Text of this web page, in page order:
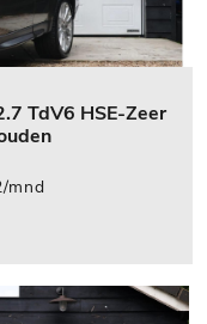
TdV6 HSE-Zeer
mnd